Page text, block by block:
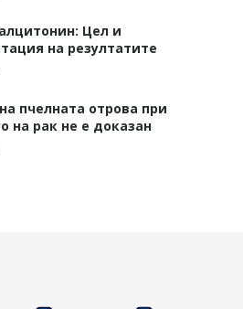
Цел и
на резултатите
пчелната отрова при
на рак не е доказан